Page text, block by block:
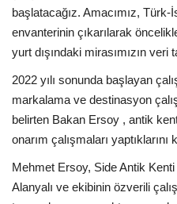
başlatacağız. Amacımız,
envanterinin çıkarılarak
yurt dışındaki mirasımızın veri
2022 yılı sonunda başlayan
markalama ve destinasyon
belirten Bakan Ersoy , antik
onarım çalışmaları yaptıklarını
Mehmet Ersoy, Side Antik
Alanyalı ve ekibinin özverili